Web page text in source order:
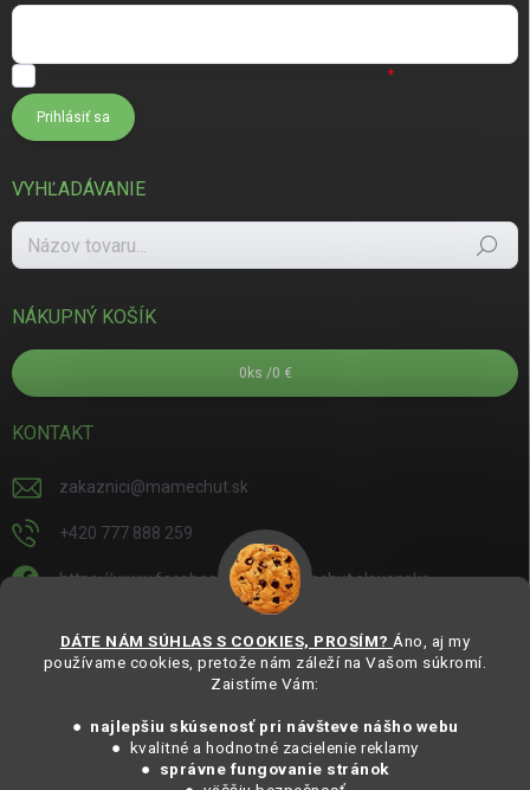
DÁTE NÁM SÚHLAS S COOKIES, PROSÍM? Áno, aj my
používame cookies, pretože nám záleží na Vašom súkromí.
Zaistíme Vám:
● najlepšiu skúsenosť pri návšteve nášho webu
● kvalitné a hodnotné zacielenie reklamy
●
správne fungovanie stránok
Prihlásiť sa
VYHĽADÁVANIE
Hľadať
NÁKUPNÝ KOŠÍK
0 ks /0 €
KONTAKT
zakaznici@mamechut.sk
+420 777 888 259
https://www.facebook.com/mamechut.slovensko
https://www.youtube.com/@mamechutczsk
@mamechut.czsk
MámeChuť Organic. Všechna práva vyhrazena.